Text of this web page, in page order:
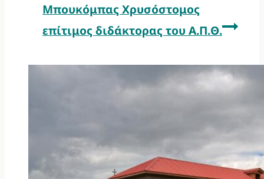
Μπουκόμπας Χρυσόστομος
επίτιμος διδάκτορας του Α.Π.Θ.